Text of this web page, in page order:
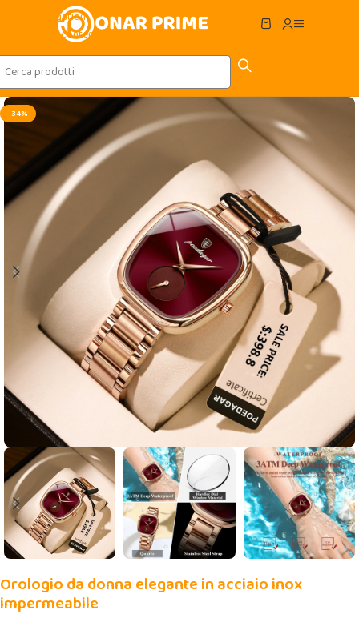
Skip to navigation
Skip to main content
-34%
Orologio da donna elegante in acciaio inox
impermeabile